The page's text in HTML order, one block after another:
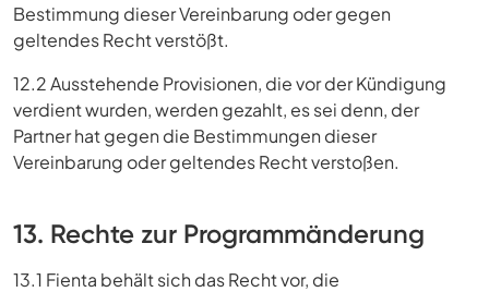
Bestimmung dieser Vereinbarung oder gegen
geltendes Recht verstößt.
12.2 Ausstehende Provisionen, die vor der Kündigung
verdient wurden, werden gezahlt, es sei denn, der
Partner hat gegen die Bestimmungen dieser
Vereinbarung oder geltendes Recht verstoßen.
13. Rechte zur Programmänderung
13.1 Fienta behält sich das Recht vor, die